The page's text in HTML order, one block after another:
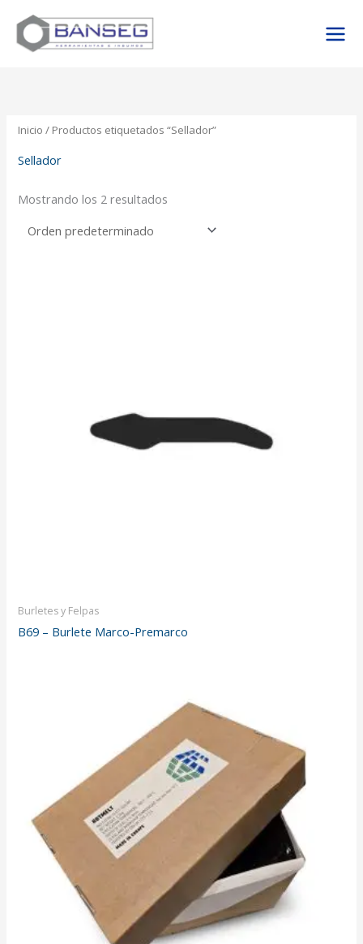
contenido
Inicio / Productos etiquetados “Sellador”
Sellador
Mostrando los 2 resultados
Burletes y Felpas
B69 – Burlete Marco-Premarco